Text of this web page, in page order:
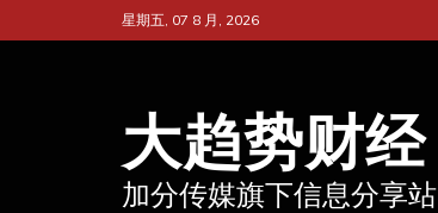
至
星期五, 07 8 月, 2026
大趋势财经
加分传媒旗下信息分享站